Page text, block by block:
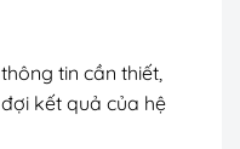
tin cần thiết,
kết quả của hệ